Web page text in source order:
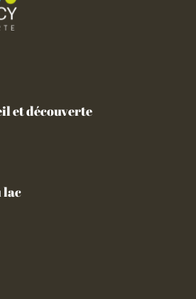
et découverte
lac